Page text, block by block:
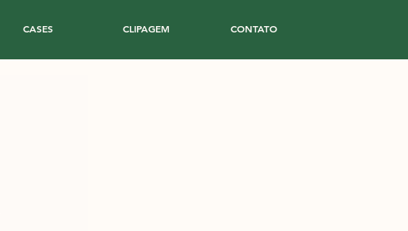
CASES CLIPAGEM CONTATO